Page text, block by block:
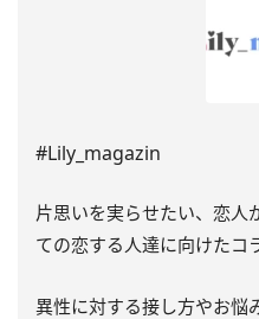
#Lily_magazin
片思いを実らせたい、恋
ての恋する人達に向けたコ
異性に対する接し方やお悩